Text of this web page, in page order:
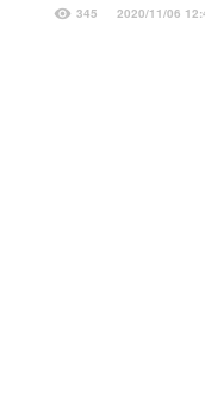
visibility 345 2020/11/06